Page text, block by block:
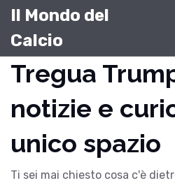
Il Mondo del
Calcio
Tregua
notizie e
unico spazio
Ti sei mai chiesto cosa c'è